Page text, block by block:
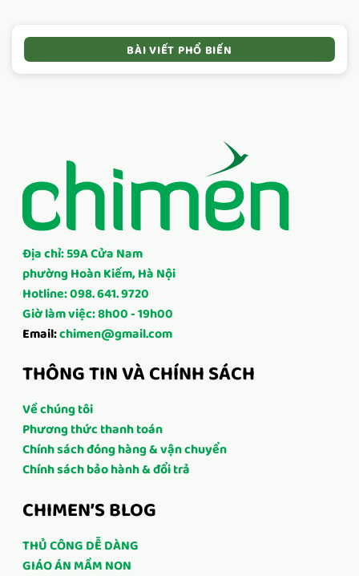
BÀI VIẾT PHỔ BIẾN
Địa chỉ: 59A Cửa Nam
phường Hoàn Kiếm, Hà Nội
Hotline: 098. 641. 9720
Giờ làm việc: 8h00 - 19h00
Email:chimen@gmail.com
THÔNG TIN VÀ CHÍNH SÁCH
Về chúng tôi
Phương thức thanh toán
Chính sách đóng hàng & vận chuyển
Chính sách bảo hành & đổi trả
CHIMEN’S BLOG
THỦ CÔNG DỄ DÀNG
GIÁO ÁN MẦM NON